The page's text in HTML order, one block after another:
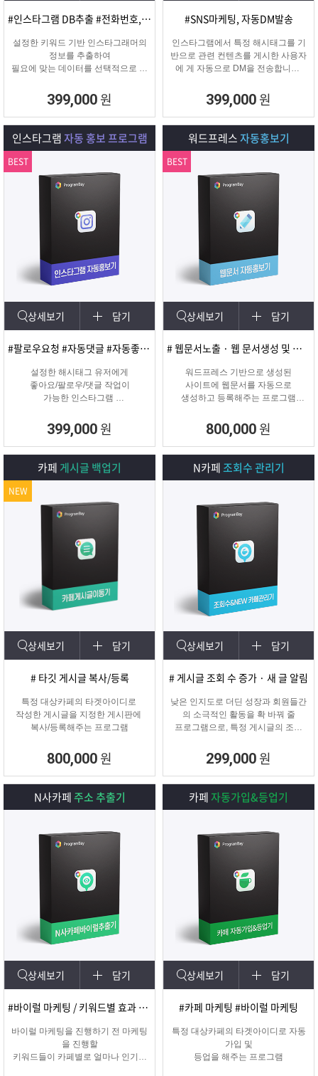
#인스타그램 DB추출 #전화번호, 이메일 추출
설정한 키워드 기반 인스타그래머의
정보를 추출하여
필요에 맞는 데이터를 선택적으로 수
399,000 원
#SNS마케팅, 자동DM발송
인스타그램에서 특정 해시태그를 기
반으로 관련 컨텐츠를 게시한 사용자
에 게 자동으로 DM을 전송합니다.
수 등 특정 타겟의 인스타그래머에게
DM을 발송하여 관심을 끌 수 있습니
다.
399,000 원
인스타그램자동 홍보 프로그램
상세보기 담기
#팔로우요청 #자동댓글 #자동좋아요 #SNS마케팅
설정한 해시태그 유저에게
좋아요/팔로우/댓글 작업이
가능한 인스타그램
399,000 원
BEST
워드프레스자동홍보기
상세보기 담기
# 웹문서노출 · 웹 문서생성 및 등록
워드프레스 기반으로 생성된
사이트에 웹문서를 자동으로
생성하고 등록해주는 프로그램
800,000 원
BEST
카페 게시글 백업기
상세보기 담기
# 타깃 게시글 복사/등록
특정 대상카페의 타겟아이디로
작성한 게시글을 지정한 게시판에
복사/등록해주는 프로그램
800,000 원
NEW
N카페조회수 관리기
상세보기 담기
# 게시글 조회 수 증가 · 새 글 알림
낮은 인지도로 더딘 성장과 회원들간
의 소극적인 활동을 확 바꿔 줄
프로그램으로, 특정 게시글의 조회
카테고리에 새 글 알림 표시기능!
299,000 원
N사카페주소 추출기
상세보기 담기
#바이럴 마케팅 / 키워드별 효과 카페 확인
바이럴 마케팅을 진행하기 전 마케팅
을 진행할
키워드들이 카페별로 얼마나 인기가
카페자동가입&등업기
상세보기 담기
#카페 마케팅 #바이럴 마케팅
특정 대상카페의 타겟아이디로 자동
가입 및
등업을 해주는 프로그램